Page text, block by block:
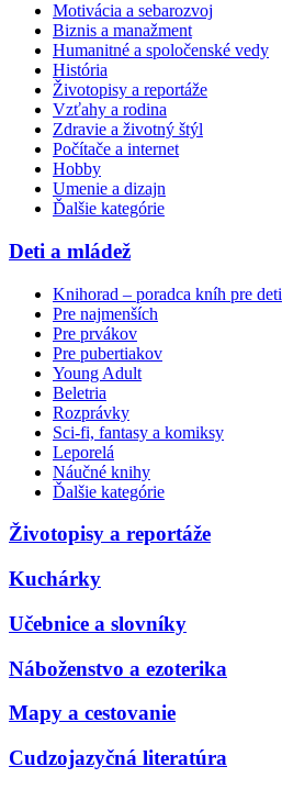
Motivácia a sebarozvoj
Biznis a manažment
Humanitné a spoločenské vedy
História
Životopisy a reportáže
Vzťahy a rodina
Zdravie a životný štýl
Počítače a internet
Hobby
Umenie a dizajn
Ďalšie kategórie
Deti a mládež
Knihorad – poradca kníh pre deti
Pre najmenších
Pre prvákov
Pre pubertiakov
Young Adult
Beletria
Rozprávky
Sci-fi, fantasy a komiksy
Leporelá
Náučné knihy
Ďalšie kategórie
Životopisy a reportáže
Kuchárky
Učebnice a slovníky
Náboženstvo a ezoterika
Mapy a cestovanie
Cudzojazyčná literatúra